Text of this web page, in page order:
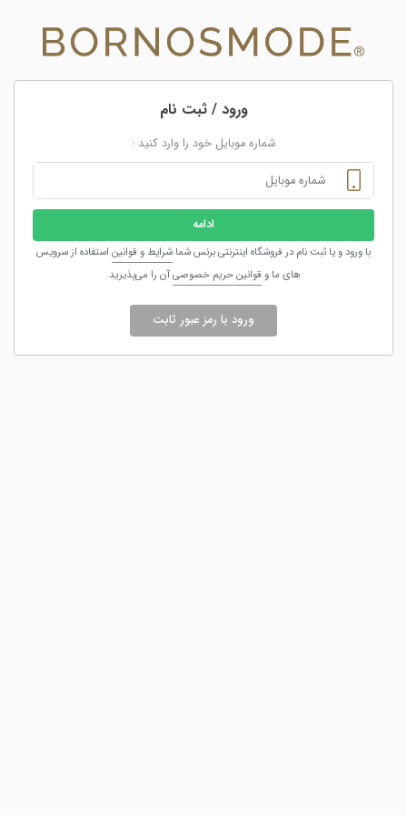
ورود / ثبت نام
شماره موبایل خود را وارد کنید :
ادامه
با ورود و یا ثبت نام در فروشگاه اینترنتی برنس شما شرایط و قوانین استفاده از سرویس
های ما و قوانین حریم خصوصیآن را می‌پذیرید.
ورود با رمز عبور ثابت